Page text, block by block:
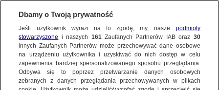
Dbamy o Twoją prywatność
Jeśli użytkownik wyrazi na to zgodę, my, nasze podmioty
stowarzyszone i naszych 161Zaufanych Partnerów IAB oraz 30
innych Zaufanych Partnerów może przechowywać dane osobowe
na urządzeniu użytkownika i uzyskiwać do nich dostęp w celu
zapewnienia bardziej spersonalizowanego sposobu przeglądania.
Odbywa się to poprzez przetwarzanie danych osobowych
zebranych z danych przeglądania przechowywanych w plikach